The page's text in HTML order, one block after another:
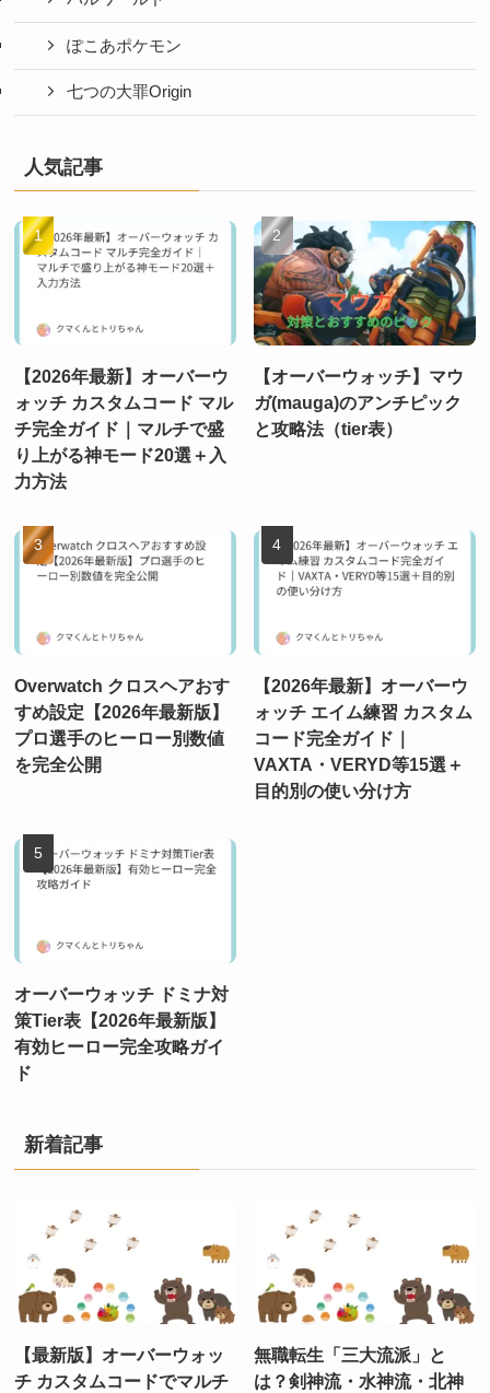
ぽこあポケモン
七つの大罪Origin
人気記事
【2026年最新】オーバーウ
ォッチ カスタムコード マル
チ完全ガイド｜マルチで盛
り上がる神モード20選＋入
力方法
【オーバーウォッチ】マウ
ガ(mauga)のアンチピック
と攻略法（tier表）
Overwatch クロスヘアおす
すめ設定【2026年最新版】
プロ選手のヒーロー別数値
を完全公開
【2026年最新】オーバーウ
ォッチ エイム練習 カスタム
コード完全ガイド｜
VAXTA・VERYD等15選＋
目的別の使い分け方
オーバーウォッチ ドミナ対
策Tier表【2026年最新版】
有効ヒーロー完全攻略ガイ
ド
新着記事
【最新版】オーバーウォッ
チ カスタムコードでマルチ
無職転生「三大流派」と
は？剣神流・水神流・北神